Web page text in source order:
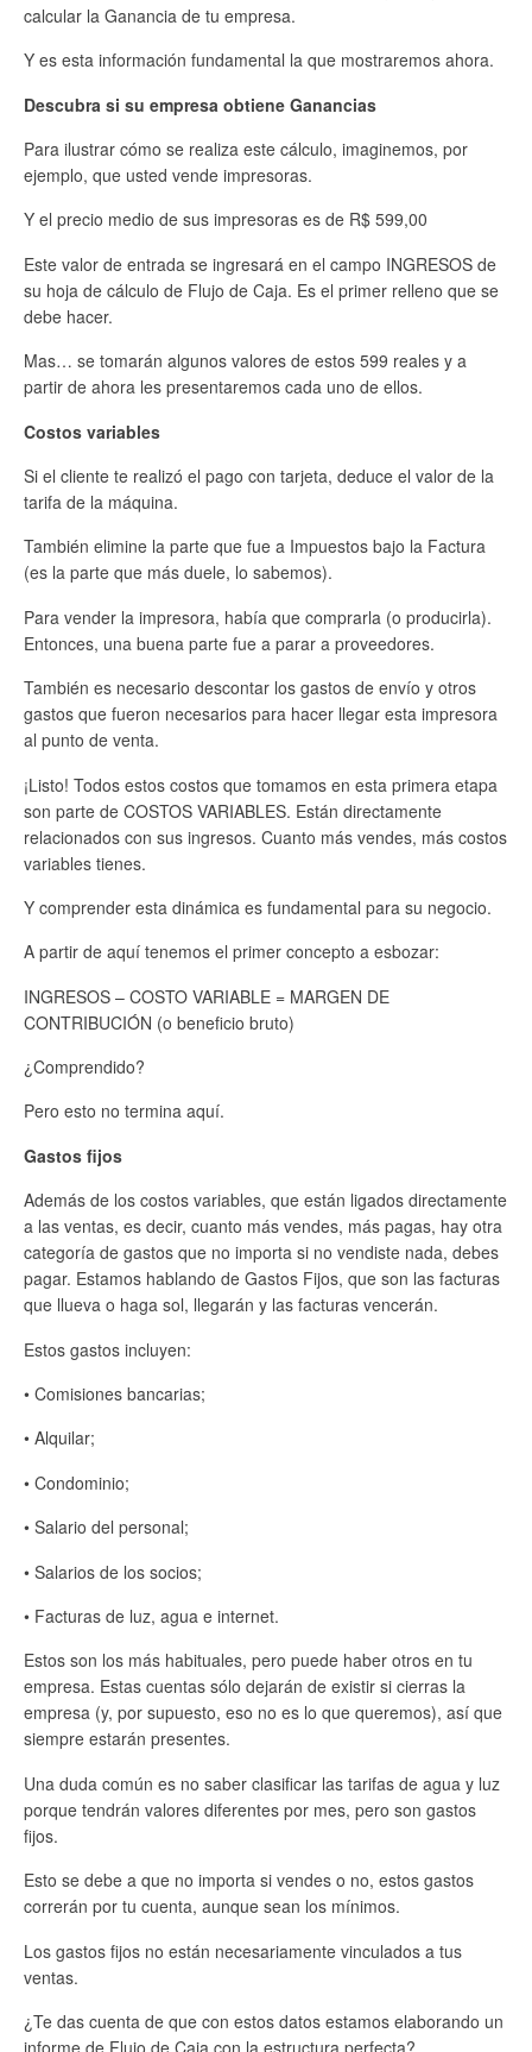
calcular la Ganancia de tu empresa.
Y es esta información fundamental la que mostraremos ahora.
Descubra si su empresa obtiene Ganancias
Para ilustrar cómo se realiza este cálculo, imaginemos, por
ejemplo, que usted vende impresoras.
Y el precio medio de sus impresoras es de R$ 599,00
Este valor de entrada se ingresará en el campo INGRESOS de
su hoja de cálculo de Flujo de Caja. Es el primer relleno que se
debe hacer.
Mas… se tomarán algunos valores de estos 599 reales y a
partir de ahora les presentaremos cada uno de ellos.
Costos variables
Si el cliente te realizó el pago con tarjeta, deduce el valor de la
tarifa de la máquina.
También elimine la parte que fue a Impuestos bajo la Factura
(es la parte que más duele, lo sabemos).
Para vender la impresora, había que comprarla (o producirla).
Entonces, una buena parte fue a parar a proveedores.
También es necesario descontar los gastos de envío y otros
gastos que fueron necesarios para hacer llegar esta impresora
al punto de venta.
¡Listo! Todos estos costos que tomamos en esta primera etapa
son parte de COSTOS VARIABLES. Están directamente
relacionados con sus ingresos. Cuanto más vendes, más costos
variables tienes.
Y comprender esta dinámica es fundamental para su negocio.
A partir de aquí tenemos el primer concepto a esbozar:
INGRESOS – COSTO VARIABLE = MARGEN DE
CONTRIBUCIÓN (o beneficio bruto)
¿Comprendido?
Pero esto no termina aquí.
Gastos fijos
Además de los costos variables, que están ligados directamente
a las ventas, es decir, cuanto más vendes, más pagas, hay otra
categoría de gastos que no importa si no vendiste nada, debes
pagar. Estamos hablando de Gastos Fijos, que son las facturas
que llueva o haga sol, llegarán y las facturas vencerán.
Estos gastos incluyen:
• Comisiones bancarias;
• Alquilar;
• Condominio;
• Salario del personal;
• Salarios de los socios;
• Facturas de luz, agua e internet.
Estos son los más habituales, pero puede haber otros en tu
empresa. Estas cuentas sólo dejarán de existir si cierras la
empresa (y, por supuesto, eso no es lo que queremos), así que
siempre estarán presentes.
Una duda común es no saber clasificar las tarifas de agua y luz
porque tendrán valores diferentes por mes, pero son gastos
fijos.
Esto se debe a que no importa si vendes o no, estos gastos
correrán por tu cuenta, aunque sean los mínimos.
Los gastos fijos no están necesariamente vinculados a tus
ventas.
¿Te das cuenta de que con estos datos estamos elaborando un
informe de Flujo de Caja con la estructura perfecta?